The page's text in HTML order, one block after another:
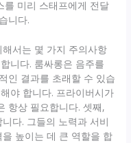
를 미리 스태프에게 전달
니다.
서는 몇 가지 주의사항
니다. 룸싸롱은 음주를
인 결과를 초래할 수 있습
야 합니다. 프라이버시가
항상 필요합니다. 셋째,
다. 그들의 노력과 서비
높이는 데 큰 역할을 합